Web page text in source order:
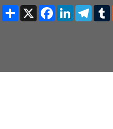
ShareX Facebook
LinkedIn